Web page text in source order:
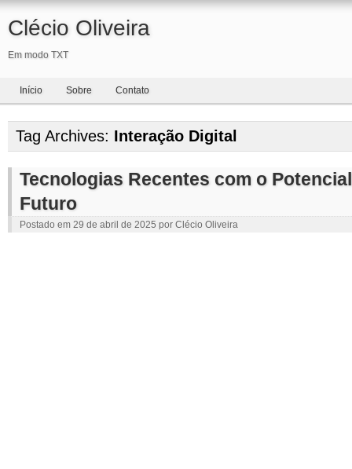
Clécio Oliveira
Em modo TXT
Início Sobre Contato
Tag Archives: Interação Digital
Tecnologias Recentes com o
Futuro
Postado em 29 de abril de 2025 por Clécio Oliveira